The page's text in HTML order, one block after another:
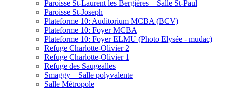
Paroisse St-Laurent les Bergières – Salle St-Paul
Paroisse St-Joseph
Plateforme 10: Auditorium MCBA (BCV)
Plateforme 10: Foyer MCBA
Plateforme 10: Foyer ELMU (Photo Elysée - mudac)
Refuge Charlotte-Olivier 2
Refuge Charlotte-Olivier 1
Refuge des Saugealles
Smaggy – Salle polyvalente
Salle Métropole